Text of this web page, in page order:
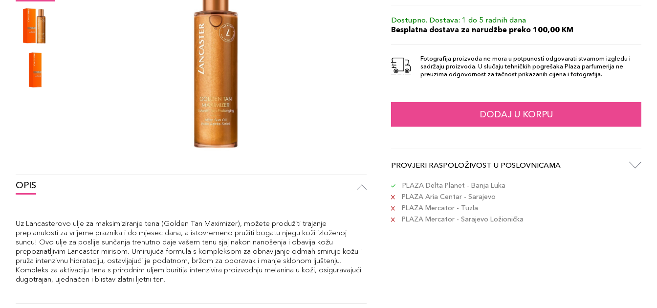
OPIS
Uz Lancasterovo ulje za maksimiziranje tena (Golden Tan Maximizer), možete produžiti trajanje
preplanulosti za vrijeme praznika i do mjesec dana, a istovremeno pružiti bogatu njegu koži izloženoj
suncu! Ovo ulje za poslije sunčanja trenutno daje vašem tenu sjaj nakon nanošenja i obavija kožu
prepoznatljivim Lancaster mirisom. Umirujuća formula s kompleksom za obnavljanje odmah smiruje kožu i
pruža intenzivnu hidrataciju, ostavljajući je podatnom, bržom za oporavak i manje sklonom ljuštenju.
Kompleks za aktivaciju tena s prirodnim uljem buritija intenzivira proizvodnju melanina u koži, osiguravajući
dugotrajan, ujednačen i blistav zlatni ljetni ten.
Dostupno. Dostava: 1 do 5 radnih dana
Besplatna dostava za narudžbe preko 100,00 KM
Fotografija proizvoda ne mora u potpunosti odgovarati stvarnom izgledu i
sadržaju proizvoda. U slučaju tehničkih pogrešaka Plaza parfumerija ne
preuzima odgovornost za tačnost prikazanih cijena i fotografija.
DODAJ U KORPU
PROVJERI RASPOLOŽIVOST U POSLOVNICAMA
PLAZA Delta Planet - Banja Luka
PLAZA Aria Centar - Sarajevo
PLAZA Mercator - Tuzla
PLAZA Mercator - Sarajevo Ložionička